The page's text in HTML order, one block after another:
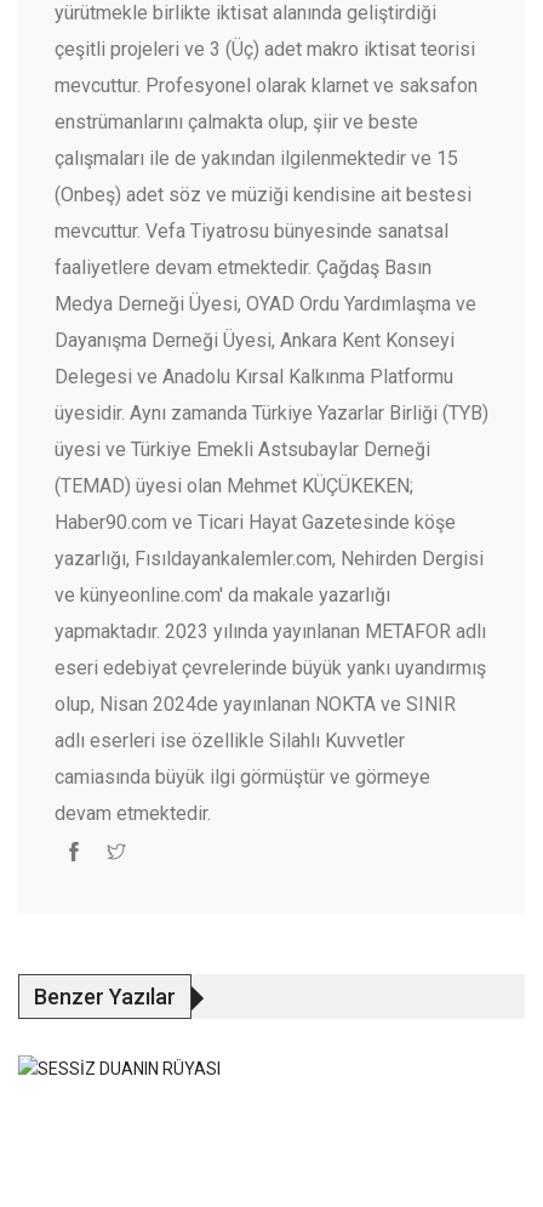
yürütmekle birlikte iktisat alanında geliştirdiği
çeşitli projeleri ve 3 (Üç) adet makro iktisat teorisi
mevcuttur. Profesyonel olarak klarnet ve saksafon
enstrümanlarını çalmakta olup, şiir ve beste
çalışmaları ile de yakından ilgilenmektedir ve 15
(Onbeş) adet söz ve müziği kendisine ait bestesi
mevcuttur. Vefa Tiyatrosu bünyesinde sanatsal
faaliyetlere devam etmektedir. Çağdaş Basın
Medya Derneği Üyesi, OYAD Ordu Yardımlaşma ve
Dayanışma Derneği Üyesi, Ankara Kent Konseyi
Delegesi ve Anadolu Kırsal Kalkınma Platformu
üyesidir. Aynı zamanda Türkiye Yazarlar Birliği (TYB)
üyesi ve Türkiye Emekli Astsubaylar Derneği
(TEMAD) üyesi olan Mehmet KÜÇÜKEKEN;
Haber90.com ve Ticari Hayat Gazetesinde köşe
yazarlığı, Fısıldayankalemler.com, Nehirden Dergisi
ve künyeonline.com' da makale yazarlığı
yapmaktadır. 2023 yılında yayınlanan METAFOR adlı
eseri edebiyat çevrelerinde büyük yankı uyandırmış
olup, Nisan 2024de yayınlanan NOKTA ve SINIR
adlı eserleri ise özellikle Silahlı Kuvvetler
camiasında büyük ilgi görmüştür ve görmeye
devam etmektedir.
Benzer Yazılar